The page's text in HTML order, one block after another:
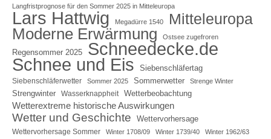
Langfristprognose für den Sommer 2025 in Mitteleuropa
Lars Hattwig Megadürre 1540 Mitteleuropa
Moderne Erwärmung Ostsee zugefroren
Regensommer 2025 Schneedecke.de
Schnee und Eis Siebenschläfertag
Siebenschläferwetter Sommer 2025 Sommerwetter Strenge Winter
Strengwinter Wasserknappheit Wetterbeobachtung
Wetterextreme historische Auswirkungen
Wetter und Geschichte Wettervorhersage
Wettervorhersage Sommer Winter 1708/09 Winter 1739/40 Winter 1962/63